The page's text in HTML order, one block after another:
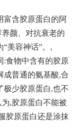
富含胶原蛋白的阿
颜、对抗衰老的
美容神话”。 ,
:食物中含有的胶原
成普通的氨基酸,合
极少胶原蛋白,也不
,胶原蛋白不能被
胶原蛋白还是涂抹